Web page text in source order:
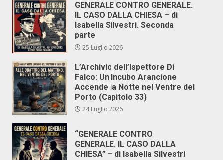
GENERALE CONTRO GENERALE.
IL CASO DALLA CHIESA – di
Isabella Silvestri. Seconda
parte
25 Luglio 2026
L’Archivio dell’Ispettore Di
Falco: Un Incubo Arancione
Accende la Notte nel Ventre del
Porto (Capitolo 33)
24 Luglio 2026
“GENERALE CONTRO
GENERALE. IL CASO DALLA
CHIESA” – di Isabella Silvestri